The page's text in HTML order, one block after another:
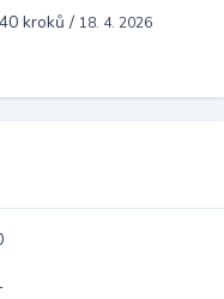
kroků / 18. 4. 2026